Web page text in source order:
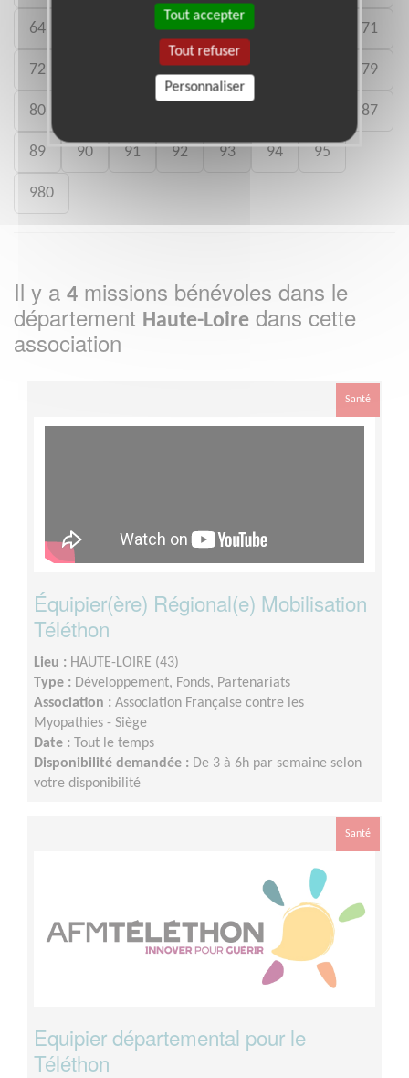
64 67 68 71
72 75 76 79
80 87
89 90 91 92 93 94 95
980
Il y a 4 missions bénévoles dans le
département Haute-Loire dans cette
association
Santé
Équipier(ère) Régional(e) Mobilisation
Téléthon
Lieu : HAUTE-LOIRE (43)
Type : Développement, Fonds, Partenariats
Association : Association Française contre les
Myopathies - Siège
Date :
Tout le temps
Disponibilité demandée : De 3 à 6h par semaine selon
votre disponibilité
Santé
Equipier départemental pour le
Téléthon
Tout accepter
Tout refuser
Personnaliser